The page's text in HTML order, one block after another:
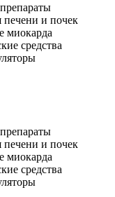
печени и почек
миокарда
средства
печени и почек
миокарда
средства